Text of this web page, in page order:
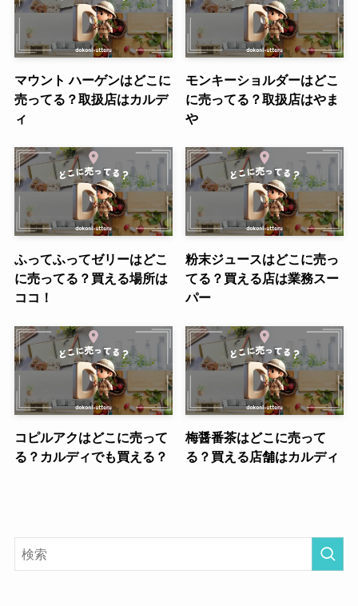
マウント ハーゲンはどこに
売ってる？取扱店はカルデ
ィ
モンキーショルダーはどこ
に売ってる？取扱店はやま
や
ふってふってゼリーはどこ
に売ってる？買える場所は
ココ！
粉末ジュースはどこに売っ
てる？買える店は業務スー
パー
コピルアクはどこに売って
る？カルディでも買える？
梅醤番茶はどこに売って
る？買える店舗はカルディ